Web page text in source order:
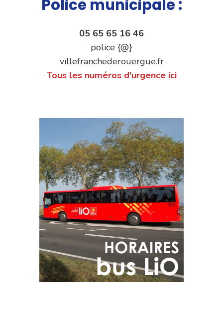
Police municipale :
05 65 65 16 46
police {@}
villefranchederouergue.fr
Tous les numéros d'urgence ici